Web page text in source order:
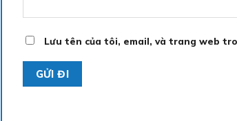
Lưu tên của tôi, email, và trang web